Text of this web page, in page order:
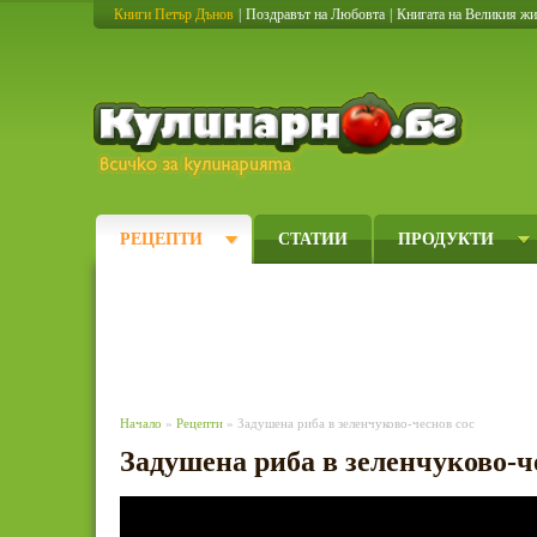
Книги Петър Дънов Поздравът на Любовта Книгата на Великия
РЕЦЕПТИ СТАТИИ ПРОДУКТИ
Начало » Рецепти » Задушена риба в зеленчуково-чеснов сос
Задушена риба в зеленчуково-